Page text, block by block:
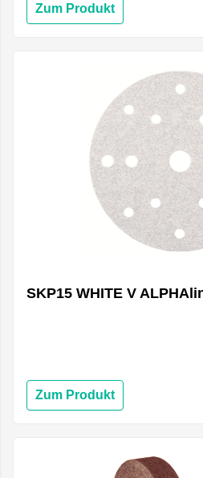
Zum Produkt
SKP15 WHITE V
Zum Produkt